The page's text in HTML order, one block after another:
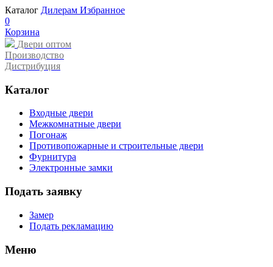
Каталог Дилерам Избранное
0
Корзина
Двери оптом
Производство
Дистрибуция
Каталог
Входные двери
Межкомнатные двери
Погонаж
Противопожарные и строительные двери
Фурнитура
Электронные замки
Подать заявку
Замер
Подать рекламацию
Меню